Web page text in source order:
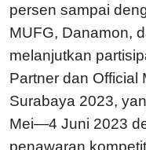
persen sampai
MUFG, Danamon,
melanjutkan
Partner dan Official
Surabaya 2023,
Mei—4 Juni 2023
penawaran